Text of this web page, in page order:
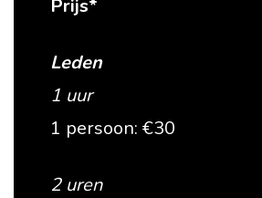
Prijs*
Leden
1 uur
1 persoon: €30
2 uren